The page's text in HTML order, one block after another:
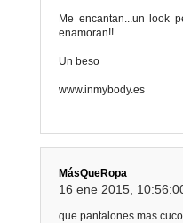
Me encantan...un look
enamoran!!
Un beso
www.inmybody.es
MásQueRopa
16 ene 2015,
que pantalones mas